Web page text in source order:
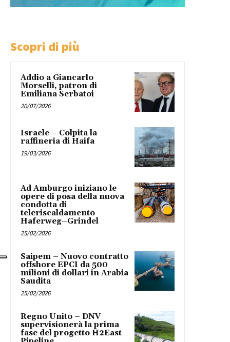
Scopri di più
Addio a Giancarlo
Morselli, patron di
Emiliana Serbatoi
20/07/2026
Israele – Colpita la
raffineria di Haifa
19/03/2026
Ad Amburgo iniziano le
opere di posa della nuova
condotta di
teleriscaldamento
Haferweg–Grindel
25/02/2026
Saipem – Nuovo contratto
offshore EPCI da 500
milioni di dollari in Arabia
Saudita
25/02/2026
Regno Unito – DNV
supervisionerà la prima
fase del progetto H2East